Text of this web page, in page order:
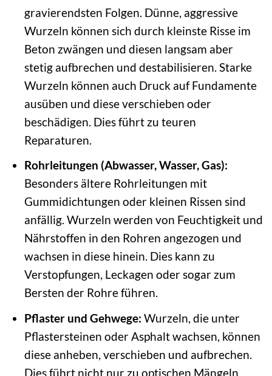
gravierendsten Folgen. Dünne, aggressive
Wurzeln können sich durch kleinste Risse im
Beton zwängen und diesen langsam aber
stetig aufbrechen und destabilisieren. Starke
Wurzeln können auch Druck auf Fundamente
ausüben und diese verschieben oder
beschädigen. Dies führt zu teuren
Reparaturen.
Rohrleitungen (Abwasser, Wasser, Gas):
Besonders ältere Rohrleitungen mit
Gummidichtungen oder kleinen Rissen sind
anfällig. Wurzeln werden von Feuchtigkeit und
Nährstoffen in den Rohren angezogen und
wachsen in diese hinein. Dies kann zu
Verstopfungen, Leckagen oder sogar zum
Bersten der Rohre führen.
Pflaster und Gehwege: Wurzeln, die unter
Pflastersteinen oder Asphalt wachsen, können
diese anheben, verschieben und aufbrechen.
Dies führt nicht nur zu optischen Mängeln,